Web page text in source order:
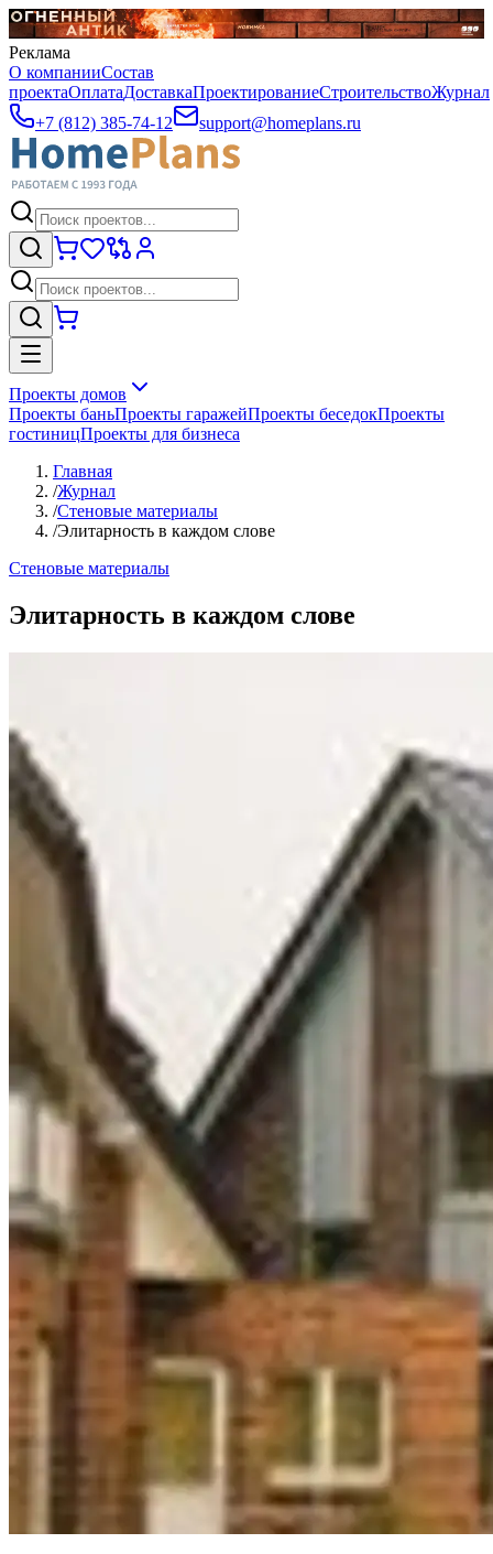
Реклама
О компанииСостав
проектаОплатаДоставкаПроектированиеСтроительствоЖурнал
+7 (812) 385-74-12
support@homeplans.ru
Проекты домов
Проекты баньПроекты гаражейПроекты беседокПроекты
гостиницПроекты для бизнеса
Главная
/Журнал
/Стеновые материалы
/Элитарность в каждом слове
Стеновые материалы
Элитарность в каждом слове